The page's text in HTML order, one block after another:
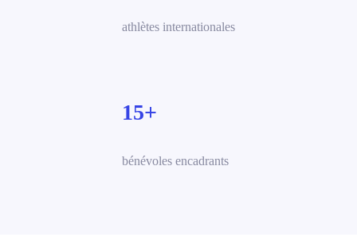
athlètes internationales
15+
bénévoles encadrants